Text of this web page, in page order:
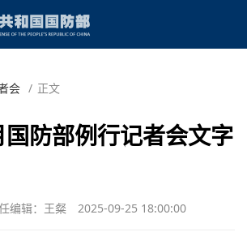
会 / 正文
防部例行记者会文字
编辑：王粲 2025-09-25 18:00:00